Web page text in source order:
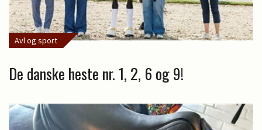
Avl og sport
De danske heste nr. 1, 2, 6 og 9!